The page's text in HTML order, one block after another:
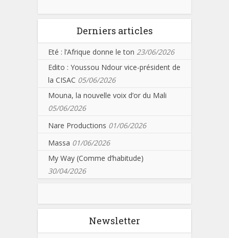
Derniers articles
Eté : l’Afrique donne le ton 23/06/2026
Edito : Youssou Ndour vice-président de
la CISAC 05/06/2026
Mouna, la nouvelle voix d’or du Mali
05/06/2026
Nare Productions 01/06/2026
Massa 01/06/2026
My Way (Comme d’habitude)
30/04/2026
Newsletter